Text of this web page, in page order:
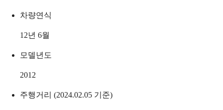
차량연식
12년 6월
모델년도
2012
주행거리 (2024.02.05 기준)